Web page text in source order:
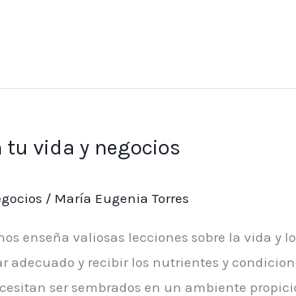
vida y negocios
/ María Eugenia Torres
enseña valiosas lecciones sobre la vida y
y recibir los nutrientes y
ser sembrados en un ambiente